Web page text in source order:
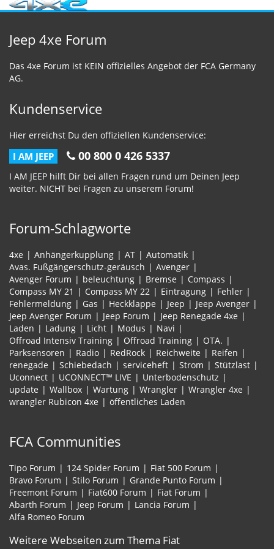
Jeep 4xe Forum
Das 4xe Forum ist KEIN offizielles Angebot der FCA Germany
AG.
Kundenservice
Hier erreichst Du den offiziellen Kundenservice:
I AM JEEP 00 800 0 426 5337
I AM JEEP hilft Dir bei allen Fragen rund um Deinen Jeep
weiter. NICHT bei Fragen zu unserem Forum!
Forum-Schlagworte
4xe Anhängerkupplung AT
Automatik
Avas. Fußgängerschutz-geräusch
Avenger
Avenger Forum
beleuchtung Bremse
Compass
Compass MY 21
Compass MY 22 Eintragung
Fehler
Fehlermeldung
Gas Heckklappe Jeep
Jeep Avenger
Jeep Avenger Forum
Jeep Forum
Jeep Renegade 4xe
Laden
Ladung Licht Modus
Navi
Offroad Intensiv Training
Offroad Training
OTA.
Parksensoren
Radio RedRock Reichweite
Reifen
renegade
Schiebedach serviceheft Strom
Stützlast
Uconnect
UCONNECT™ LIVE
Unterbodenschutz
update
Wallbox Wartung Wrangler
Wrangler 4xe
wrangler Rubicon 4xe
öffentliches Laden
FCA Communities
Tipo Forum 124 Spider Forum
Fiat 500 Forum
Bravo Forum
Stilo Forum
Grande Punto Forum
Freemont Forum
Fiat600 Forum
Fiat Forum
Abarth Forum
Jeep Forum
Lancia Forum
Alfa Romeo Forum
Weitere Webseiten zum Thema Fiat